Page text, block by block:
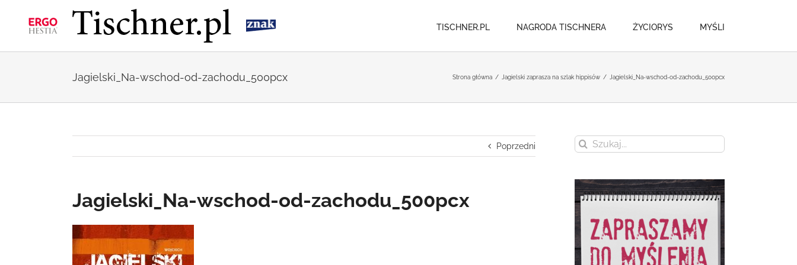
zawartości
TISCHNER.PL NAGRODA TISCHNERA ŻYCIORYS MYŚLI
Jagielski_Na-wschod-od-zachodu_500pcx Strona główna / Jagielski zaprasza na szlak hippisów / Jagielski_Na-wschod-od-zachodu_500pcx
Poprzedni
Jagielski_Na-wschod-od-zachodu_500pcx
Szukaj